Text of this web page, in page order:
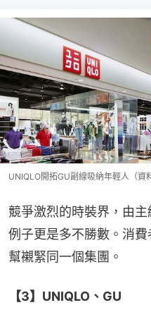
UNIQLO開拓GU副線吸納年輕人（資
競爭激烈的時裝界，由
例子更是多不勝數。消
幫襯緊同一個集團。
【3】UNIQLO、GU